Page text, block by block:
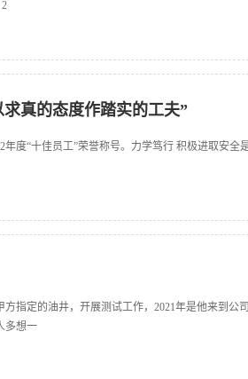
真的态度作踏实的工夫”
度“十佳员工”荣誉称号。力学笃行 积极进取安
指定的油井，开展测试工作，2021年是他来到公
多想一